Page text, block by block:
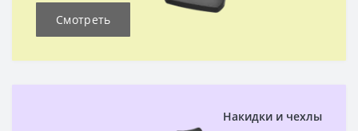
Смотреть
Накидки и чехлы